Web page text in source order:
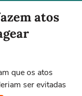
atos
que os atos
ser evitadas